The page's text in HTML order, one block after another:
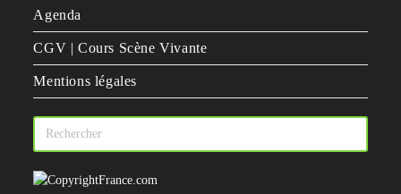
Agenda
CGV | Cours Scène Vivante
Mentions légales